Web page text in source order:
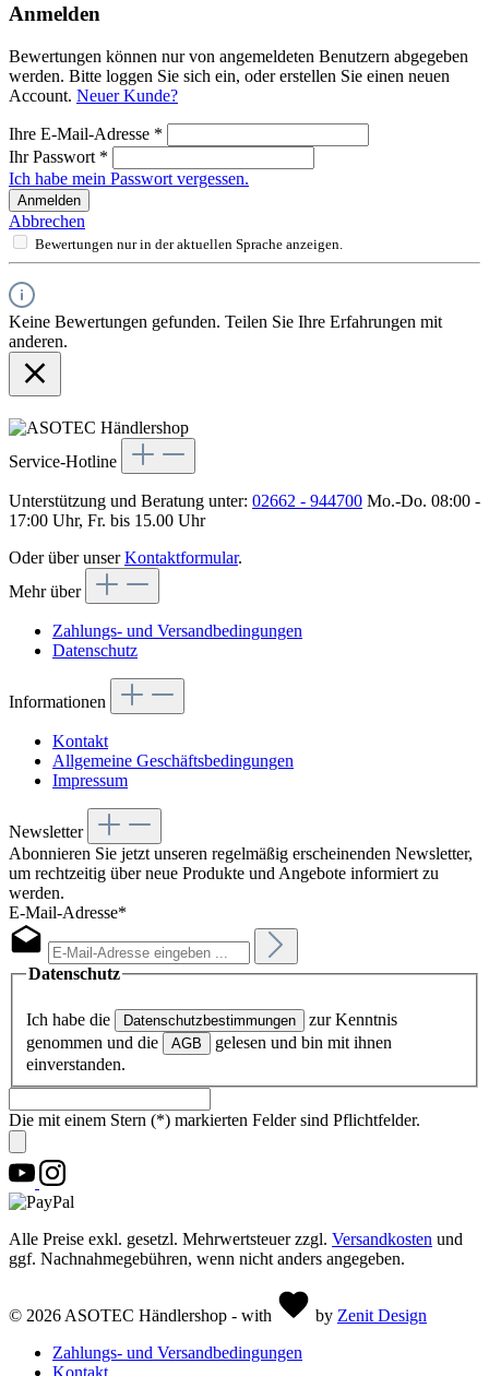
Anmelden
Bewertungen können nur von angemeldeten Benutzern abgegeben
werden. Bitte loggen Sie sich ein, oder erstellen Sie einen neuen
Account. Neuer Kunde?
Ihre E-Mail-Adresse *
Ihr Passwort *
Ich habe mein Passwort vergessen.
Anmelden
Abbrechen
Bewertungen nur in der aktuellen Sprache anzeigen.
Keine Bewertungen gefunden. Teilen Sie Ihre Erfahrungen mit
anderen.
Service-Hotline
Unterstützung und Beratung unter: 02662 - 944700 Mo.-Do. 08:00 -
17:00 Uhr, Fr. bis 15.00 Uhr
Oder über unserKontaktformular.
Mehr über
Zahlungs- und Versandbedingungen
Datenschutz
Informationen
Kontakt
Allgemeine Geschäftsbedingungen
Impressum
Newsletter
Abonnieren Sie jetzt unseren regelmäßig erscheinenden Newsletter,
um rechtzeitig über neue Produkte und Angebote informiert zu
werden.
E-Mail-Adresse*
Datenschutz
Ich habe die Datenschutzbestimmungen
zur Kenntnis
genommen und die
AGB
gelesen und bin mit ihnen
einverstanden.
Die mit einem Stern (*) markierten Felder sind Pflichtfelder.
Alle Preise exkl. gesetzl. Mehrwertsteuer zzgl. Versandkosten und
ggf. Nachnahmegebühren, wenn nicht anders angegeben.
© 2026 ASOTEC Händlershop - with by Zenit Design
Zahlungs- und Versandbedingungen